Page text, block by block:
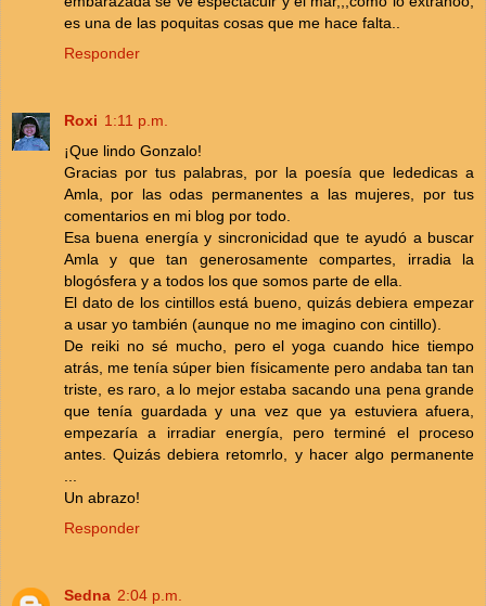
es una de las poquitas cosas que me hace falta..
Responder
Roxi 1:11 p.m.
¡Que lindo Gonzalo!
Gracias por tus palabras, por la poesía que lededicas a
Amla, por las odas permanentes a las mujeres, por tus
comentarios en mi blog por todo.
Esa buena energía y sincronicidad que te ayudó a buscar
Amla y que tan generosamente compartes, irradia la
blogósfera y a todos los que somos parte de ella.
El dato de los cintillos está bueno, quizás debiera empezar
a usar yo también (aunque no me imagino con cintillo).
De reiki no sé mucho, pero el yoga cuando hice tiempo
atrás, me tenía súper bien físicamente pero andaba tan tan
triste, es raro, a lo mejor estaba sacando una pena grande
que tenía guardada y una vez que ya estuviera afuera,
empezaría a irradiar energía, pero terminé el proceso
antes. Quizás debiera retomrlo, y hacer algo permanente
Un abrazo!
Responder
Sedna 2:04 p.m.